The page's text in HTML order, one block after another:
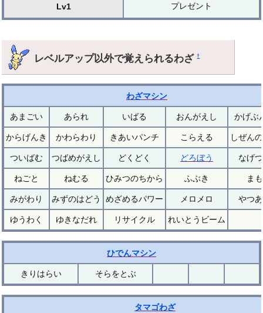
Lv1 プレゼント
レベルアップ以外で覚えられるわざ†
わざマシン
あまごい あられ いばる おんがえし かげぶ
からげんき かわらわり きあいパンチ こらえる しぜん
ついばむ つばめがえし どくどく どろぼう なげ
ねごと ねむる ひみつのちから ふぶき ま
みがわり みずのはどう めざめるパワー メロメロ やつ
ゆうわく ゆきなだれ リサイクル れいとうビーム
ひでんマシン
きりはらい そらをとぶ
タマゴわざ